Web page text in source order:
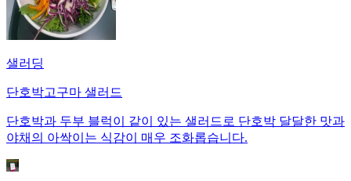
샐러딩
단호박고구마 샐러드
단호박과 두부 블럭이 같이 있는 샐러드로 단호박 달달한 맛과
야채의 아싹이는 식감이 매우 조화롭습니다.